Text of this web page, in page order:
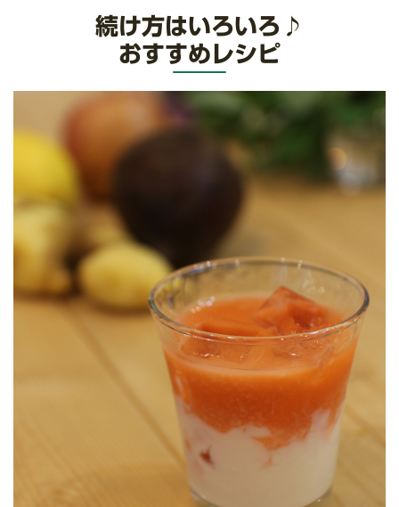
続け方はいろいろ♪
おすすめレシピ